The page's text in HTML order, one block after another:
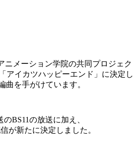
ニメーション学院の共同プロジェク
アイカツハッピーエンド」に決定し
曲を手がけています。
BS11の放送に加え、
が新たに決定しました。